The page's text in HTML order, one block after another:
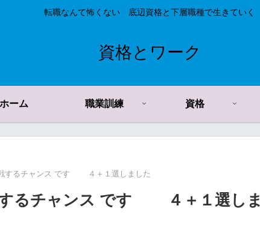
転職なんて怖くない 底辺資格と下層職種で生きていく
資格とワーク
ホーム 職業訓練 資格
するチャンス です ４＋１選しました
するチャンス です ４＋１選しま